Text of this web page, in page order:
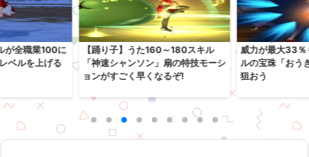
が全職業100に
ベルを上げる
【踊り子】うた160～180スキル
「神速シャンソン」扇の特技モーシ
ョンがすごく早くなるぞ!
威力が最大33％
ルの宝珠「おう
狙おう